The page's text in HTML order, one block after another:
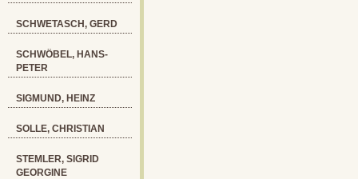
SCHWETASCH, GERD
SCHWÖBEL, HANS-
PETER
SIGMUND, HEINZ
SOLLE, CHRISTIAN
STEMLER, SIGRID
GEORGINE